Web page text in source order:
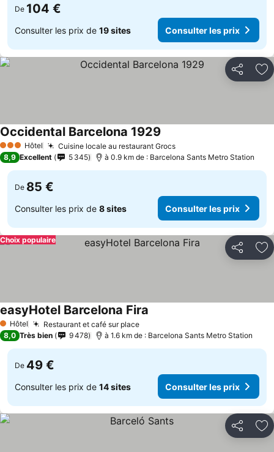
De 104 €
Consulter les prix de 19 sites Consulter les prix
Partager
3 ÉtoilesHôtel Cuisine locale au restaurant Grocs
Occidental Barcelona 1929
8,9 Excellent 5 345 à 0.9 km de : Barcelona Sants Metro Station
De 85 €
Consulter les prix de 8 sites Consulter les prix
Partager
Choix populaire
1 Étoiles
Hôtel Restaurant et café sur place
easyHotel Barcelona Fira
8,0 Très bien 9 478 à 1.6 km de : Barcelona Sants Metro Station
De 49 €
Consulter les prix de 14 sites Consulter les prix
Partager